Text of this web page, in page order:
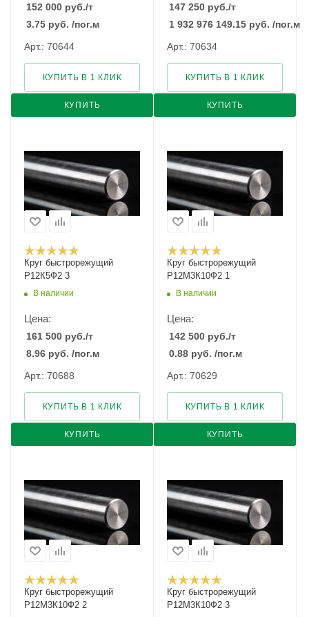
152 000 руб./т
3.75 руб. /пог.м
Арт.: 70644
КУПИТЬ
КУПИТЬ В 1 КЛИК
147 250 руб./т
1 932 976 149.15 руб. /пог.м
Арт.: 70634
КУПИТЬ
КУПИТЬ В 1 КЛИК
Круг быстрорежущий
Р12К5Ф2 3
В наличии
Цена:
161 500 руб./т
8.96 руб. /пог.м
Арт.: 70688
КУПИТЬ
КУПИТЬ В 1 КЛИК
Круг быстрорежущий
Р12М3К10Ф2 1
В наличии
Цена:
142 500 руб./т
0.88 руб. /пог.м
Арт.: 70629
КУПИТЬ
КУПИТЬ В 1 КЛИК
Круг быстрорежущий
Р12М3К10Ф2 2
Круг быстрорежущий
Р12М3К10Ф2 3